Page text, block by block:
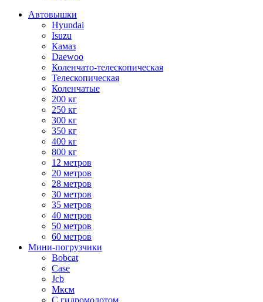
Автовышки
Hyundai
Isuzu
Камаз
Daewoo
Коленчато-телескопическая
Телескопическая
Коленчатые
200 кг
250 кг
300 кг
350 кг
400 кг
800 кг
12 метров
20 метров
28 метров
30 метров
35 метров
40 метров
50 метров
60 метров
Мини-погрузчики
Bobcat
Case
Jcb
Мксм
С гидромолотом